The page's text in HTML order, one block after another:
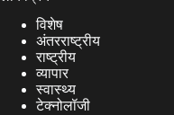
विशेष
अंतरराष्ट्रीय
राष्ट्रीय
व्यापार
स्वास्थ्य
टेक्नोलॉजी